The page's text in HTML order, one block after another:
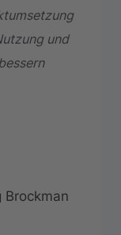
und
Brockman